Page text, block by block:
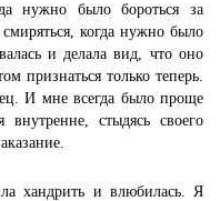
нужно было бороться за
когда нужно было
и делала вид, что оно
признаться только теперь.
И мне всегда было проще
внутренне, стыдясь своего
хандрить и влюбилась. Я